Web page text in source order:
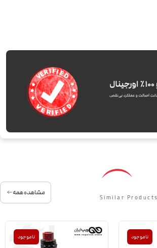
Similar Products
مشاهده همه
ناموجود ناموجود